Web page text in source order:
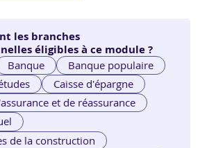
les branches
éligibles à ce module ?
Banque
Banque populaire
Caisse d'épargne
et de réassurance
de la construction